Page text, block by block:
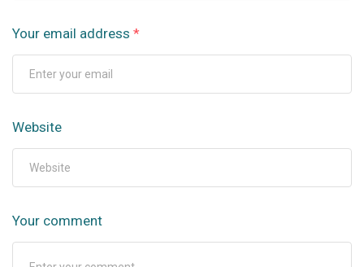
Your email address *
Website
Your comment